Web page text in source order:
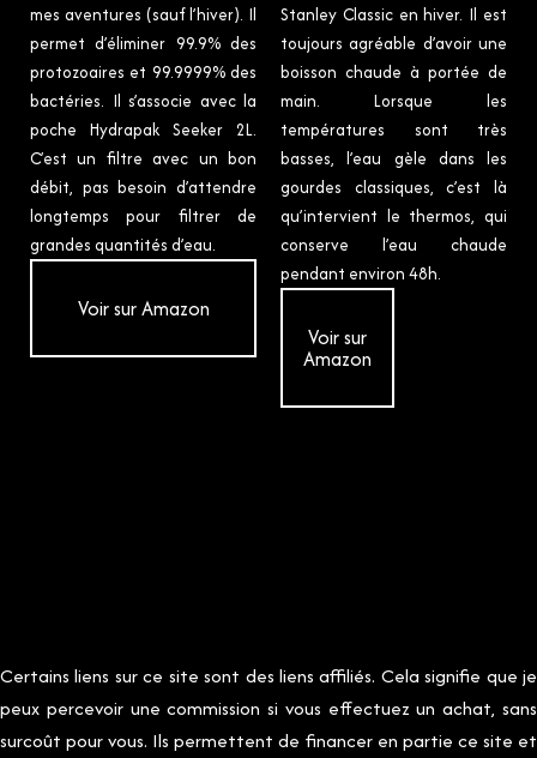
mes aventures (sauf l’hiver). Il
permet d’éliminer 99.9% des
protozoaires et 99.9999% des
bactéries. Il s’associe avec la
poche Hydrapak Seeker 2L.
C’est un filtre avec un bon
débit, pas besoin d’attendre
longtemps pour filtrer de
grandes quantités d’eau.
Voir sur Amazon
Stanley Classic en hiver. Il est
toujours agréable d’avoir une
boisson chaude à portée de
main. Lorsque les
températures sont très
basses, l’eau gèle dans les
gourdes classiques, c’est là
qu’intervient le thermos, qui
conserve l’eau chaude
pendant environ 48h.
Voir sur
Amazon
Certains liens sur ce site sont des liens affiliés. Cela signifie que je
peux percevoir une commission si vous effectuez un achat, sans
surcoût pour vous. Ils permettent de financer en partie ce site et